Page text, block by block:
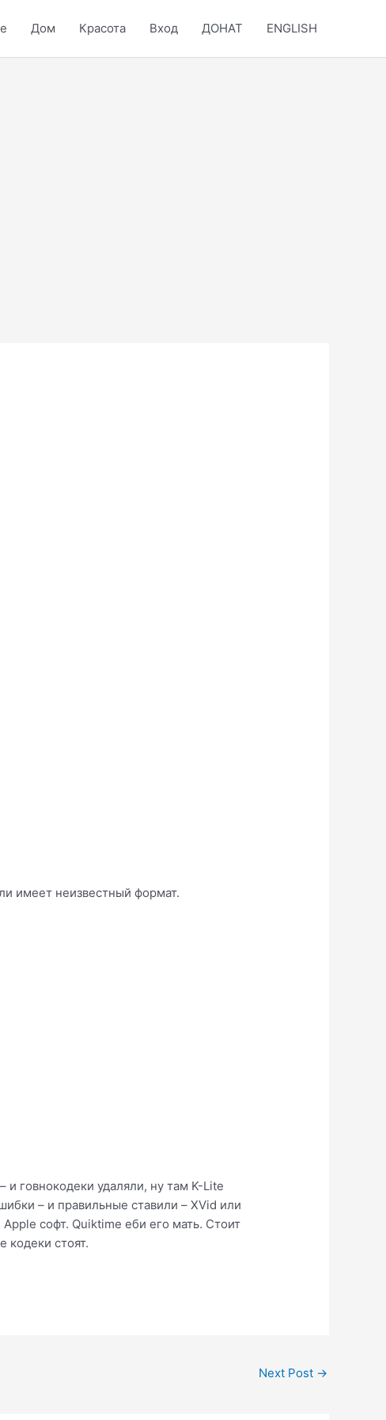
Дом Красота Вход ДОНАТ ENGLISH
имеет неизвестный формат.
говнокодеки удаляли, ну там K-Lite
– и правильные ставили – XVid или
софт. Quiktime еби его мать. Стоит
кодеки стоят.
Next Post →